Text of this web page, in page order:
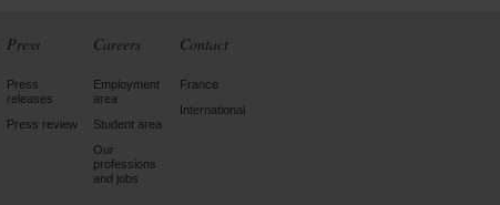
Press
Press
releases
Press review
Careers
Employment
area
Student area
Our
professions
and jobs
Contact
France
International